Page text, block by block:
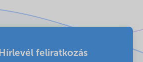
Hírlevél feliratkozás